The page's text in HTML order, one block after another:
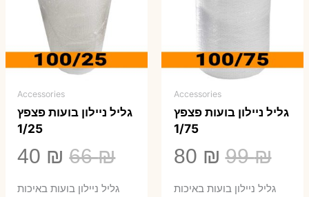
Accessories
גליל ניילון בועות פצפץ
1/75
99₪
המחיר
המקורי
80 ₪
הנוכחיגליל ניילון בועות באיכות
Accessories
גליל ניילון בועות פצפץ
1/25
66₪
המחיר
המקורי
40 ₪
גליל ניילון בועות באיכות